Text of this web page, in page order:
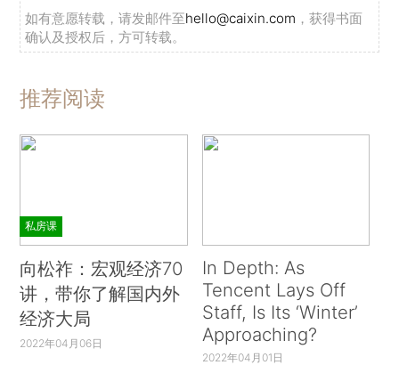
如有意愿转载，请发邮件至hello@caixin.com ，获得书面
确认及授权后，方可转载。
推荐阅读
私房课
向松祚：宏观经济70
讲，带你了解国内外
经济大局
2022年04月06日
In Depth: As
Tencent Lays Off
Staff, Is Its ‘Winter’
Approaching?
2022年04月01日